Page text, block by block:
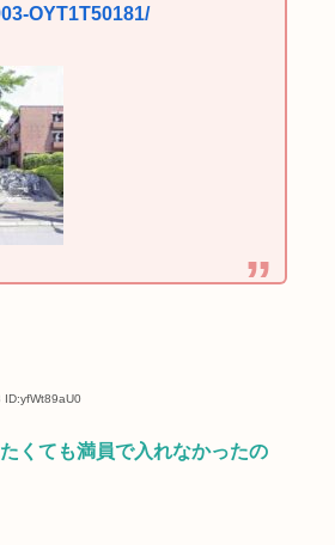
OYT1T50181/
ID:yfWt89aU0
くても満員で入れなかったの